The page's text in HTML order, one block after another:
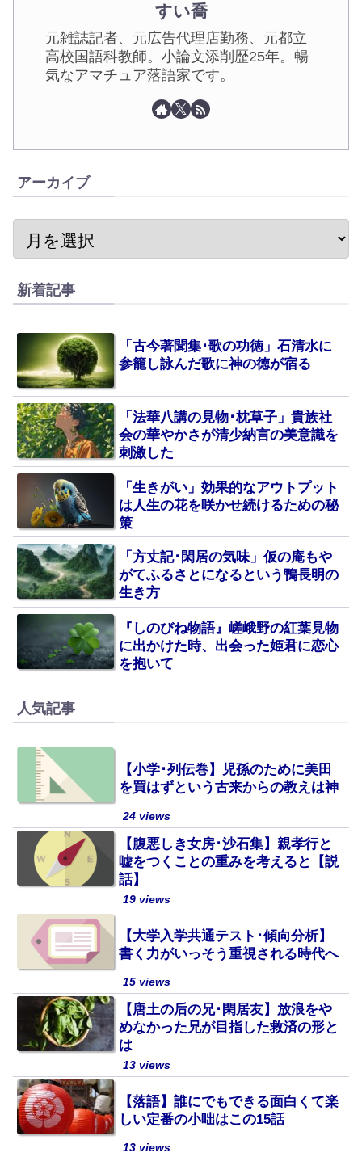
すい喬
元雑誌記者、元広告代理店勤務、元都立
高校国語科教師。小論文添削歴25年。暢
気なアマチュア落語家です。
アーカイブ
新着記事
「古今著聞集･歌の功徳」石清水に
参籠し詠んだ歌に神の徳が宿る
「法華八講の見物･枕草子」貴族社
会の華やかさが清少納言の美意識を
刺激した
「生きがい」効果的なアウトプット
は人生の花を咲かせ続けるための秘
策
「方丈記･閑居の気味」仮の庵もや
がてふるさとになるという鴨長明の
生き方
『しのびね物語』嵯峨野の紅葉見物
に出かけた時、出会った姫君に恋心
を抱いて
人気記事
【小学･列伝巻】児孫のために美田
を買はずという古来からの教えは神
24 views
【腹悪しき女房･沙石集】親孝行と
嘘をつくことの重みを考えると【説
話】
19 views
【大学入学共通テスト･傾向分析】
書く力がいっそう重視される時代へ
15 views
【唐土の后の兄･閑居友】放浪をや
めなかった兄が目指した救済の形と
は
13 views
【落語】誰にでもできる面白くて楽
しい定番の小咄はこの15話
13 views